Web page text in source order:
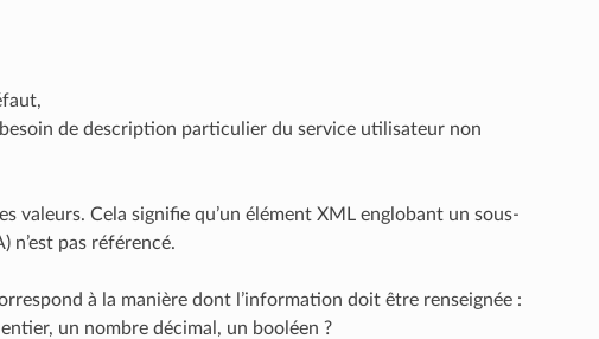
de description particulier du service utilisateur non
valeurs. Cela signifie qu’un élément XML englobant un sous-
n’est pas référencé.
à la manière dont l’information doit être renseignée :
un nombre décimal, un booléen ?